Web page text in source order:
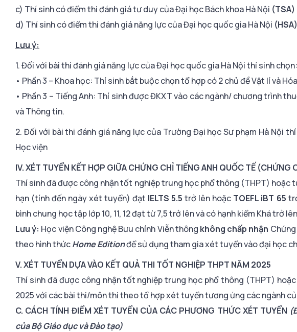
c) Thí sinh có điểm thi đánh giá tư duy của Đại học Bách khoa Hà Nội (TSA)
d) Thí sinh có điểm thi đánh giá năng lực của Đại học quốc gia Hà Nội (HSA)
Lưu ý:
1. Đối với bài thi đánh giá năng lực của Đại học quốc gia Hà Nội thí sinh chọn:
• Phần 3 – Khoa học: Thí sinh bắt buộc chọn tổ hợp có 2 chủ đề Vật lí và
• Phần 3 – Tiếng Anh: Thí sinh được ĐKXT vào các ngành/ chương trình
và Thông tin.
2. Đối với bài thi đánh giá năng lực của Trường Đại học Sư phạm Hà Nội
Học viện
IV. XÉT TUYỂN KẾT HỢP GIỮA CHỨNG CHỈ TIẾNG ANH QUỐC TẾ
Thí sinh đã được công nhận tốt nghiệp trung học phổ thông (THPT) hoặc
hạn (tính đến ngày xét tuyển) đạt IELTS 5.5 trở lên hoặc TOEFL iBT 65
bình chung học tập lớp 10, 11, 12 đạt từ 7,5 trở lên và có hạnh kiểm Khá trở
Lưu ý: Học viện Công nghệ Bưu chính Viễn thông không chấp nhận
theo hình thứcHome Editionđể sử dụng tham gia xét tuyển vào đại học
V. XÉT TUYỂN DỰA VÀO KẾT QUẢ THI TỐT NGHIỆP THPT NĂM 2025
Thí sinh đã được công nhận tốt nghiệp trung học phổ thông (THPT)
2025 với các bài thi/môn thi theo tổ hợp xét tuyển tương ứng các ngành
C. CÁCH TÍNH ĐIỂM XÉT TUYỂN CỦA CÁC PHƯƠNG THỨC XÉT TUYỂN
của Bộ Giáo dục và Đào tạo)